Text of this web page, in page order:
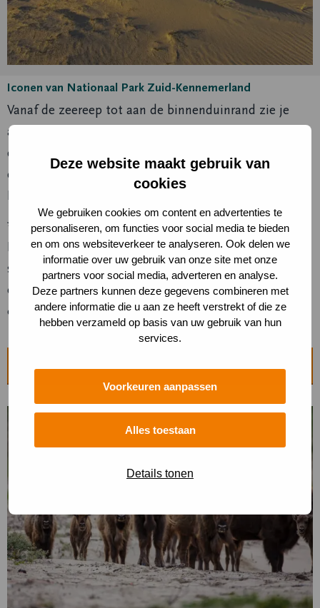
Deze website maakt gebruik van
cookies
We gebruiken cookies om content en advertenties te
personaliseren, om functies voor social media te bieden
en om ons websiteverkeer te analyseren. Ook delen we
informatie over uw gebruik van onze site met onze
partners voor social media, adverteren en analyse.
Deze partners kunnen deze gegevens combineren met
andere informatie die u aan ze heeft verstrekt of die ze
hebben verzameld op basis van uw gebruik van hun
services.
Voorkeuren aanpassen
Alles toestaan
Details tonen
Iconen van Nationaal Park Zuid-Kennemerland
Vanaf de zeereep tot aan de binnenduinrand zie je
allerlei bijzondere planten en dieren. Een aantal
daarvan vind je nergens anders in Nederland. Vandaar
dat deze zijn uitverkoren als ‘iconen’ van Nationaal
Park Zuid-Kennemerland.
* De binnenduinrand is het achterland van de duinen.
Het is het gebied waar nog oude strandwallen en
strandvlaktes liggen. De cultuurhistorische en
ecologische waarden van de binnenduinrand zijn dan
ook groot.
Ontdek de iconen